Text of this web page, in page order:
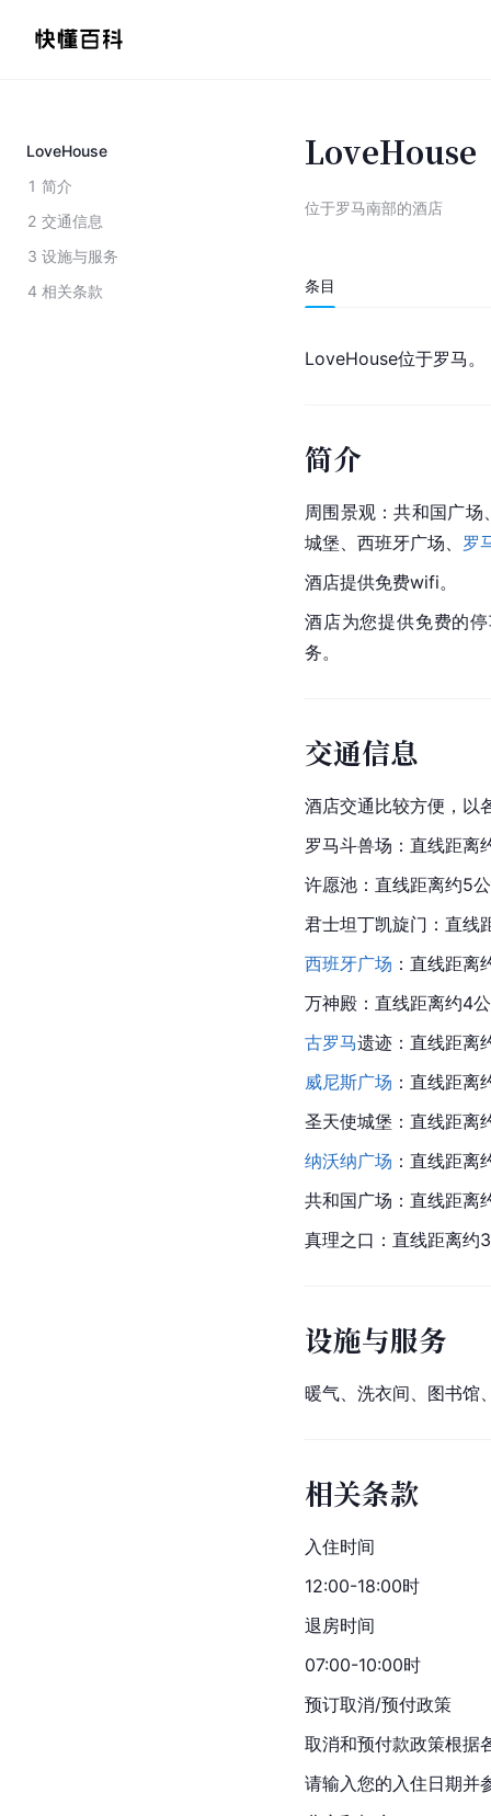
LoveHouse
1 简介
2 交通信息
3 设施与服务
4 相关条款
LoveHouse
位于罗马南部的酒店
条目
LoveHouse位于罗马 。
简介
周围景观：共和国广场
城堡、西班牙广场、 罗
酒店提供免费wifi。
酒店为您提供免费的
务。
交通信息
酒店交通比较方便，以
罗马斗兽场：直线距离
许愿池：直线距离约5
君士坦丁凯旋门：直线
西班牙广场 ：直线距离
万神殿：直线距离约4
古罗马遗迹：直线距离
威尼斯广场 ：直线距离
圣天使城堡：直线距离
纳沃纳广场 ：直线距离
共和国广场：直线距离
真理之口：直线距离约
设施与服务
暖气、洗衣间、图书馆
相关条款
入住时间
12:00-18:00时
退房时间
07:00-10:00时
预订取消/预付政策
取消和预付款政策根据
请输入您的入住日期并